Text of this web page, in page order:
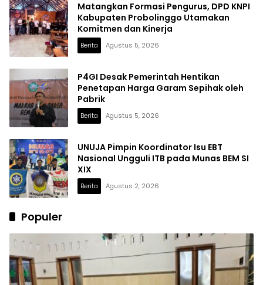
Matangkan Formasi Pengurus, DPD KNPI
Kabupaten Probolinggo Utamakan
Komitmen dan Kinerja
Berita Agustus 5, 2026
P4GI Desak Pemerintah Hentikan
Penetapan Harga Garam Sepihak oleh
Pabrik
Berita Agustus 5, 2026
UNUJA Pimpin Koordinator Isu EBT
Nasional Ungguli ITB pada Munas BEM SI
XIX
Berita Agustus 2, 2026
Populer